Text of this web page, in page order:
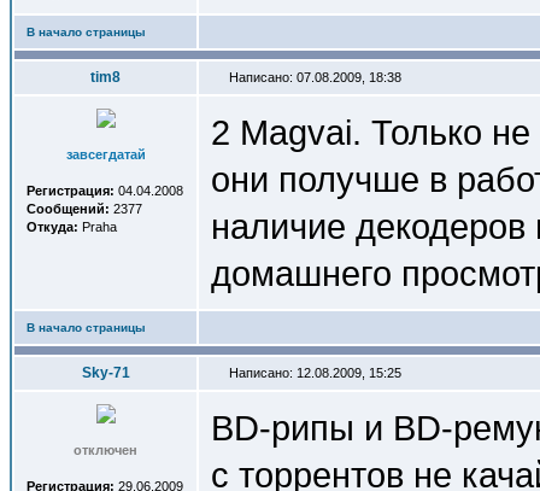
В начало страницы
tim8 Написано: 07.08.2009, 18:38
завсегдатай
Регистрация: 04.04.2008
Сообщений: 2377
Откуда: Praha
2 Magvai. Только
они получше в
наличие
домашнего
В начало страницы
Sky-71 Написано: 12.08.2009, 15:25
отключен
Регистрация: 29.06.2009
BD-рипы и BD-
с торрентов не